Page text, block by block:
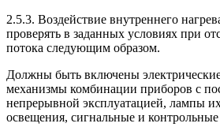
2.5.3. Воздействие внутреннего
проверять в заданных условиях при
потока следующим образом.
Должны быть включены
механизмы комбинации приборов с
непрерывной эксплуатацией, лампы
освещения, сигнальные и